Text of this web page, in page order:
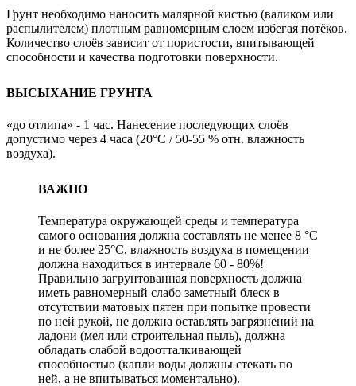
Грунт необходимо наносить малярной кистью (валиком или
распылителем) плотным равномерным слоем избегая потёков.
Количество слоёв зависит от пористости, впитывающей
способности и качества подготовки поверхности.
ВЫСЫХАНИЕ ГРУНТА
«до отлипа» - 1 час. Нанесение последующих слоёв
допустимо через 4 часа (20°C / 50-55 % отн. влажность
воздуха).
ВАЖНО
Температура окружающей среды и температура
самого основания должна составлять не менее 8 °C
и не более 25°C, влажность воздуха в помещении
должна находиться в интервале 60 - 80%!
Правильно загрунтованная поверхность должна
иметь равномерный слабо заметный блеск в
отсутствии матовых пятен при попытке провести
по ней рукой, не должна оставлять загрязнений на
ладони (мел или строительная пыль), должна
обладать слабой водоотталкивающей
способностью (капли воды должны стекать по
ней, а не впитываться моментально).